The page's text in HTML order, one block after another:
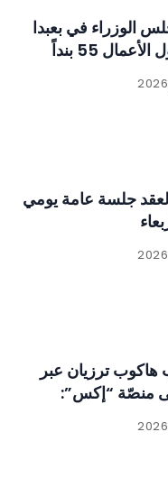
الوزراء في بعبدا
55 بنداً
جلسة عامة يومي
هاكوب ترزيان عبر
منصّة “إكس”: